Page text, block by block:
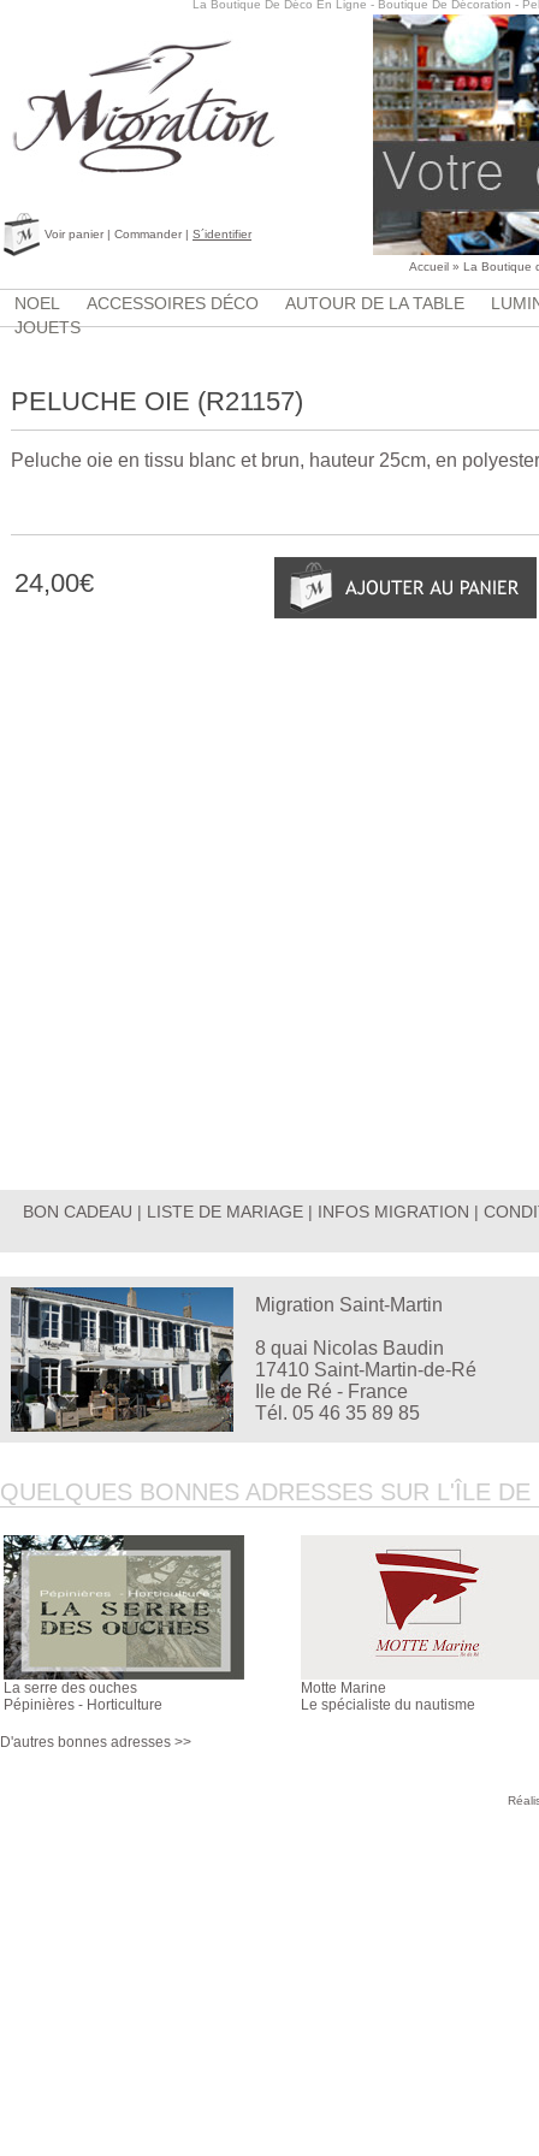
La Boutique De Déco En Ligne - Boutique De Décoration -
Voir panier | Commander | S´identifier
Accueil » La Boutique
NOEL ACCESSOIRES DÉCO AUTOUR DE LA TABLE
JOUETS
PELUCHE OIE (R21157)
Peluche oie en tissu blanc et brun, hauteur 25cm, en polyester
24,00€
BON CADEAU | LISTE DE MARIAGE| INFOS MIGRATION |
Migration Saint-Martin
8 quai Nicolas Baudin
17410 Saint-Martin-de-Ré
Ile de Ré - France
Tél. 05 46 35 89 85
QUELQUES BONNES ADRESSES SUR L'ÎLE DE
La serre des ouches
Pépinières - Horticulture
Motte Marine
Le spécialiste du nautisme
D'autres bonnes adresses >>